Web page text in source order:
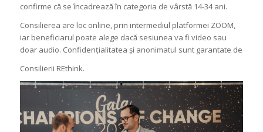
confirme că se încadrează în categoria de vârstă 14-34 ani.
Consilierea are loc online, prin intermediul platformei ZOOM,
iar beneficiarul poate alege dacă sesiunea va fi video sau
doar audio. Confidențialitatea și anonimatul sunt garantate de
Consilierii REthink.